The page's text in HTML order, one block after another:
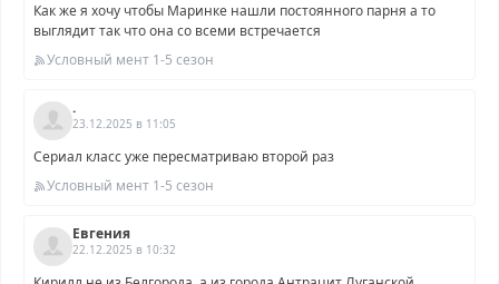
Как же я хочу чтобы Маринке нашли постоянного парня а то
выглядит так что она со всеми встречается
Условный мент 1-5 сезон
.
23.12.2025 в 11:05
Сериал класс уже пересматриваю второй раз
Условный мент 1-5 сезон
Евгения
22.12.2025 в 10:32